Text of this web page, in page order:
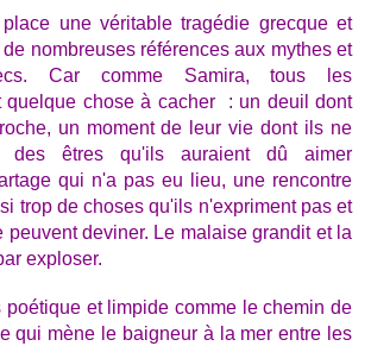
une véritable tragédie grecque et
de nombreuses références aux mythes et
Car comme Samira, tous les
quelque chose à cacher : un deuil dont
un moment de leur vie dont ils ne
des êtres qu'ils auraient dû aimer
qui n'a pas eu lieu, une rencontre
trop de choses qu'ils n'expriment pas et
peuvent deviner. Le malaise grandit et la
exploser.
poétique et limpide comme le chemin de
qui mène le baigneur à la mer entre les